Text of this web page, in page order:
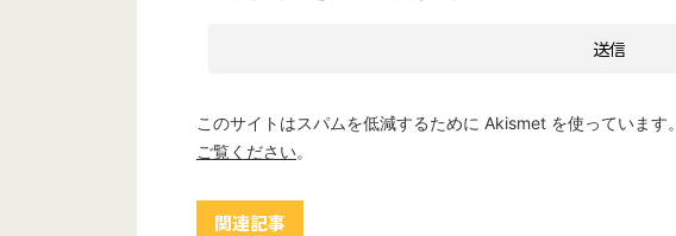
このサイトはスパムを低減するために Akismet を使っています。
ご覧ください。
関連記事